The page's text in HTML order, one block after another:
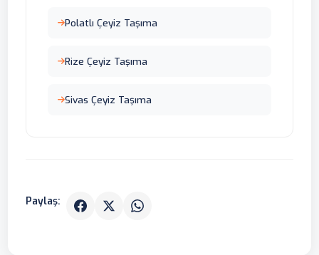
Polatlı Çeyiz Taşıma
Rize Çeyiz Taşıma
Sivas Çeyiz Taşıma
Paylaş: